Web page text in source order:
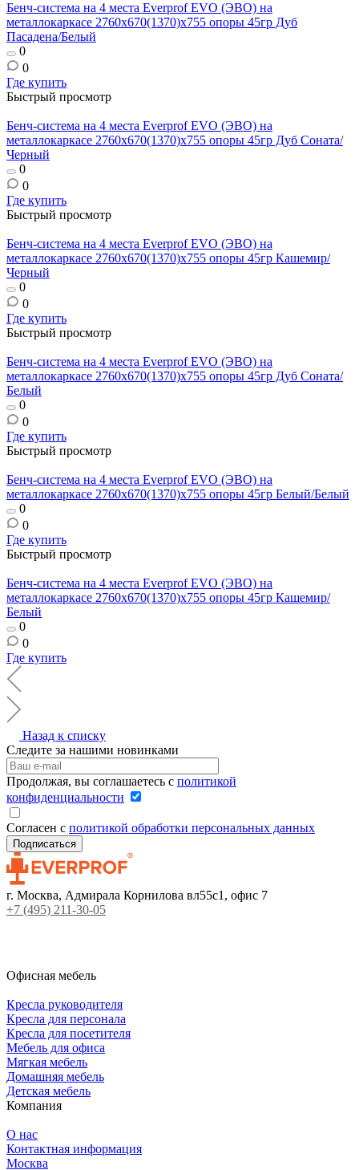
Бенч-система на 4 места Everprof EVO (ЭВО) на
металлокаркасе 2760х670(1370)x755 опоры 45гр Дуб
Пасадена/Белый
0
0
Где купить
Быстрый просмотр
Бенч-система на 4 места Everprof EVO (ЭВО) на
металлокаркасе 2760х670(1370)x755 опоры 45гр Дуб Соната/
Черный
0
0
Где купить
Быстрый просмотр
Бенч-система на 4 места Everprof EVO (ЭВО) на
металлокаркасе 2760х670(1370)x755 опоры 45гр Кашемир/
Черный
0
0
Где купить
Быстрый просмотр
Бенч-система на 4 места Everprof EVO (ЭВО) на
металлокаркасе 2760х670(1370)x755 опоры 45гр Дуб Соната/
Белый
0
0
Где купить
Быстрый просмотр
Бенч-система на 4 места Everprof EVO (ЭВО) на
металлокаркасе 2760х670(1370)x755 опоры 45гр Белый/Белый
0
0
Где купить
Быстрый просмотр
Бенч-система на 4 места Everprof EVO (ЭВО) на
металлокаркасе 2760х670(1370)x755 опоры 45гр Кашемир/
Белый
0
0
Где купить
Назад к списку
Следите за нашими новинками
Продолжая, вы соглашаетесь с политикой
конфиденциальности
Согласен с политикой обработки персональных данных
г. Москва, Адмирала Корнилова вл55с1, офис 7
+7 (495) 211-30-05
Офисная мебель
Кресла руководителя
Кресла для персонала
Кресла для посетителя
Мебель для офиса
Мягкая мебель
Домашняя мебель
Детская мебель
Компания
О нас
Контактная информация
Москва